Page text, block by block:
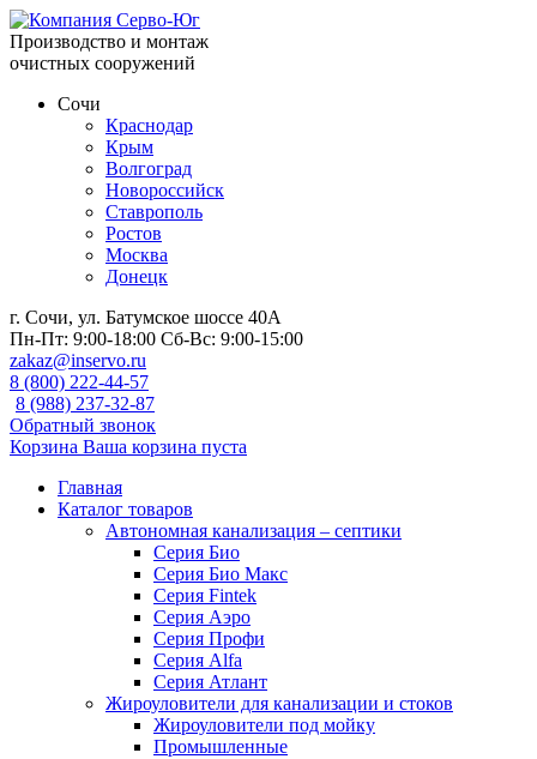
Производство и монтаж
очистных сооружений
Сочи
Краснодар
Крым
Волгоград
Новороссийск
Ставрополь
Ростов
Москва
Донецк
г. Сочи, ул. Батумское шоссе 40А
Пн-Пт: 9:00-18:00 Сб-Вс: 9:00-15:00
zakaz@inservo.ru
8 (800) 222-44-57
8 (988) 237-32-87
Обратный звонок
Корзина Ваша корзина пуста
Главная
Каталог товаров
Автономная канализация – септики
Серия Био
Серия Био Макс
Серия Fintek
Серия Аэро
Серия Профи
Серия Alfa
Серия Атлант
Жироуловители для канализации и стоков
Жироуловители под мойку
Промышленные